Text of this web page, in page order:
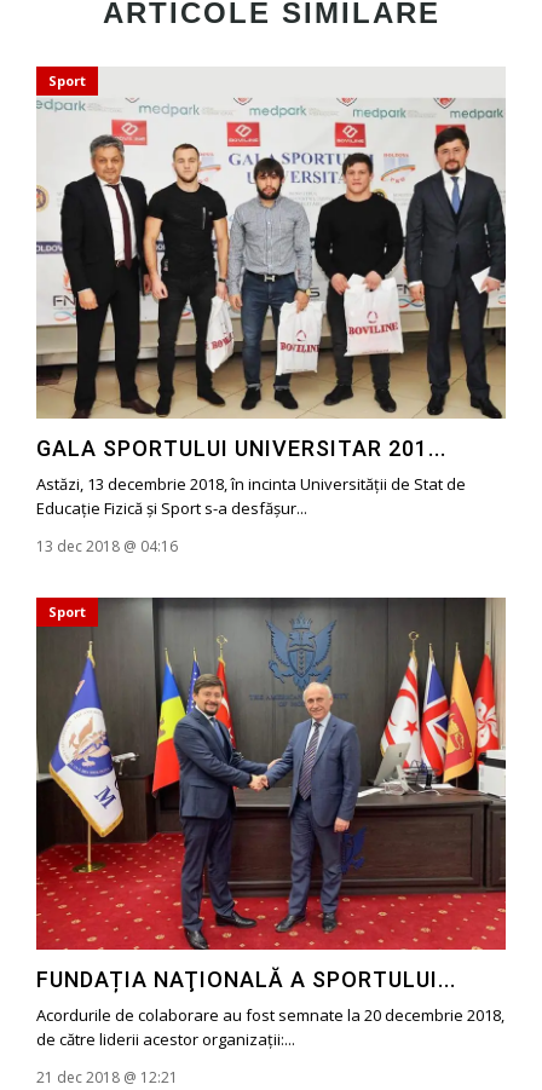
ARTICOLE SIMILARE
Sport
GALA SPORTULUI UNIVERSITAR 201...
Astăzi, 13 decembrie 2018, în incinta Universității de Stat de
Educație Fizică și Sport s-a desfăşur...
13 dec 2018 @ 04:16
Sport
FUNDAȚIA NAŢIONALĂ A SPORTULUI...
Acordurile de colaborare au fost semnate la 20 decembrie 2018,
de către liderii acestor organizații:...
21 dec 2018 @ 12:21